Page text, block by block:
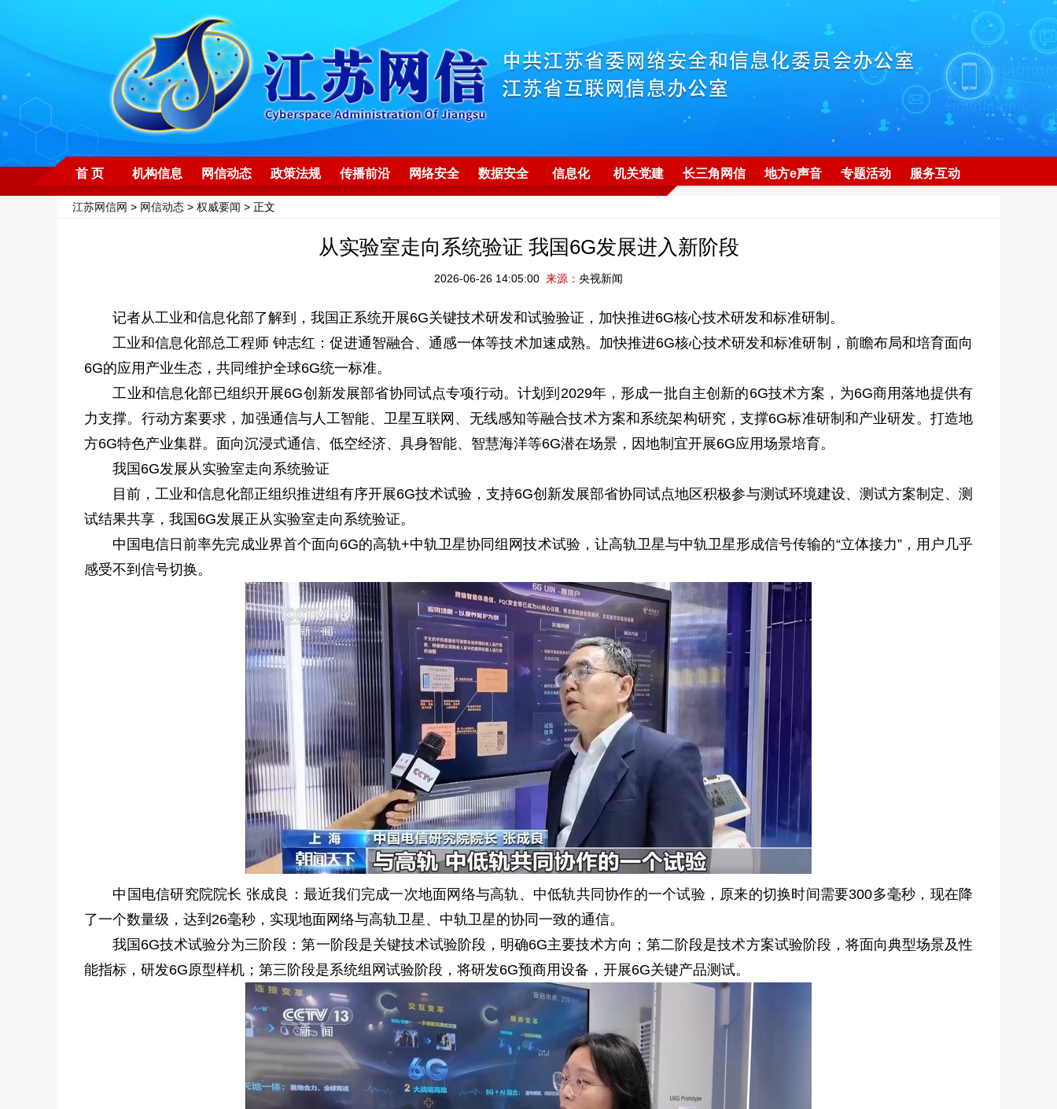
首 页 机构信息 网信动态 政策法规 传播前沿 网络安全 数据安全 信息化 机关党建 长三角网信 地方e声音 专题活动 服务互动
江苏网信网 > 网信动态 > 权威要闻 > 正文
从实验室走向系统验证 我国6G发展进入新阶段
2026-06-26 14:05:00 来源： 央视新闻
记者从工业和信息化部了解到，我国正系统开展6G关键技术研发和试验验证，加快推进6G核心技术研发和标准研制。
工业和信息化部总工程师 钟志红：促进通智融合、通感一体等技术加速成熟。加快推进6G核心技术研发和标准研制，前瞻布局和培育面向
6G的应用产业生态，共同维护全球6G统一标准。
工业和信息化部已组织开展6G创新发展部省协同试点专项行动。计划到2029年，形成一批自主创新的6G技术方案，为6G商用落地提供有
力支撑。行动方案要求，加强通信与人工智能、卫星互联网、无线感知等融合技术方案和系统架构研究，支撑6G标准研制和产业研发。打造地
方6G特色产业集群。面向沉浸式通信、低空经济、具身智能、智慧海洋等6G潜在场景，因地制宜开展6G应用场景培育。
我国6G发展从实验室走向系统验证
目前，工业和信息化部正组织推进组有序开展6G技术试验，支持6G创新发展部省协同试点地区积极参与测试环境建设、测试方案制定、测
试结果共享，我国6G发展正从实验室走向系统验证。
中国电信日前率先完成业界首个面向6G的高轨+中轨卫星协同组网技术试验，让高轨卫星与中轨卫星形成信号传输的“立体接力”，用户几乎
感受不到信号切换。
中国电信研究院院长 张成良：最近我们完成一次地面网络与高轨、中低轨共同协作的一个试验，原来的切换时间需要300多毫秒，现在降
了一个数量级，达到26毫秒，实现地面网络与高轨卫星、中轨卫星的协同一致的通信。
我国6G技术试验分为三阶段：第一阶段是关键技术试验阶段，明确6G主要技术方向；第二阶段是技术方案试验阶段，将面向典型场景及性
能指标，研发6G原型样机；第三阶段是系统组网试验阶段，将研发6G预商用设备，开展6G关键产品测试。